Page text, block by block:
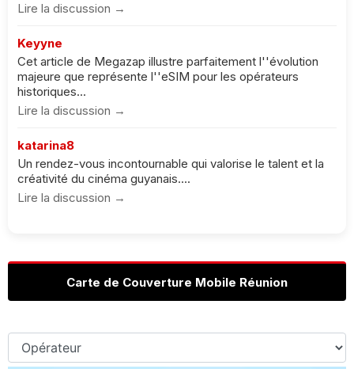
Lire la discussion →
Keyyne
Cet article de Megazap illustre parfaitement l''évolution
majeure que représente l''eSIM pour les opérateurs
historiques...
Lire la discussion →
katarina8
Un rendez-vous incontournable qui valorise le talent et la
créativité du cinéma guyanais....
Lire la discussion →
Carte de Couverture Mobile Réunion